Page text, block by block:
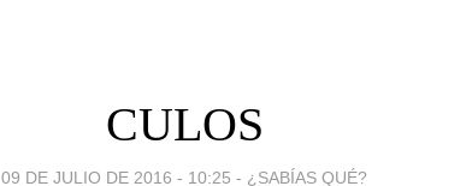
CULOS
09 DE JULIO DE 2016 - 10:25 - ¿SABÍAS QUÉ?